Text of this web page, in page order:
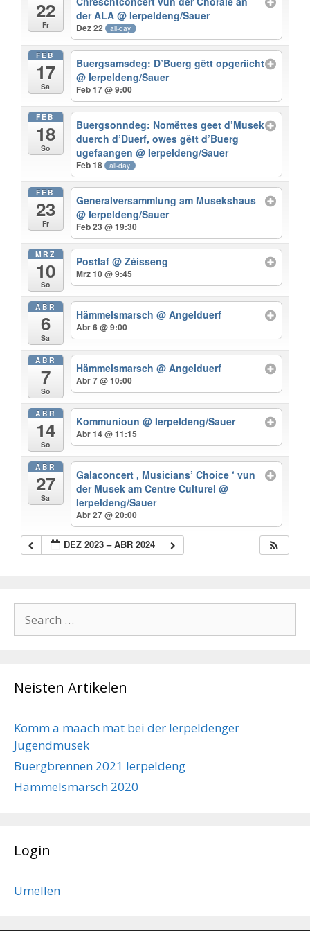
22
Fr
der ALA@ Ierpeldeng/Sauer
Dez 22 all-day
FEB
17
Sa
Buergsamsdeg: D’Buerg gëtt opgeriicht
@ Ierpeldeng/Sauer
Feb 17 @ 9:00
FEB
18
So
Buergsonndeg: Nomëttes geet d’Musek
duerch d’Duerf, owes gëtt d’Buerg
ugefaangen@ Ierpeldeng/Sauer
Feb 18 all-day
FEB
23
Fr
Generalversammlung am Musekshaus
@ Ierpeldeng/Sauer
Feb 23 @ 19:30
MRZ
10
So
Postlaf@ Zéisseng
Mrz 10 @ 9:45
ABR
6
Sa
Hämmelsmarsch@ Angelduerf
Abr 6 @ 9:00
ABR
7
So
Hämmelsmarsch@ Angelduerf
Abr 7 @ 10:00
ABR
14
So
Kommunioun@ Ierpeldeng/Sauer
Abr 14 @ 11:15
ABR
27
Sa
Galaconcert , Musicians’ Choice ‘ vun
der Musek am Centre Culturel@
Ierpeldeng/Sauer
Abr 27 @ 20:00
DEZ 2023 – ABR 2024
for:
Neisten Artikelen
Komm a maach mat bei der Ierpeldenger
Jugendmusek
Buergbrennen 2021 Ierpeldeng
Hämmelsmarsch 2020
Login
Umellen